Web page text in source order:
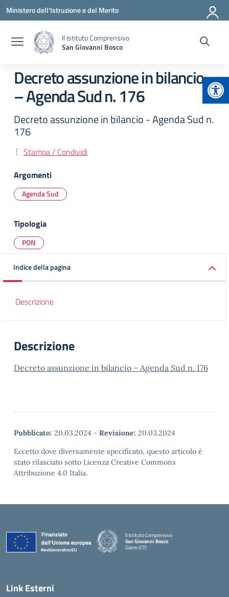
Vai ai contenuti
Vai al menu di navigazione
Vai al footer
Ministero dell'Istruzione e del Merito
II Istituto Comprensivo
San Giovanni Bosco
Decreto assunzione in bilancio
– Agenda Sud n. 176
Decreto assunzione in bilancio - Agenda Sud n.
176
Stampa / Condividi
Argomenti
Agenda Sud
Tipologia
PON
Indice della pagina
Descrizione
Descrizione
Decreto assunzione in bilancio – Agenda Sud n. 176
Pubblicato: 20.03.2024 - Revisione: 20.03.2024
Eccetto dove diversamente specificato, questo articolo è
stato rilasciato sotto Licenza Creative Commons
Attribuzione 4.0 Italia.
II Istituto Comprensivo
San Giovanni Bosco
Giarre (CT)
Link Esterni